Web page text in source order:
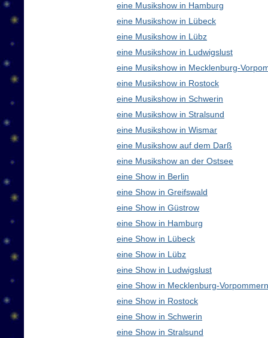
eine Musikshow in Hamburg
eine Musikshow in Lübeck
eine Musikshow in Lübz
eine Musikshow in Ludwigslust
eine Musikshow in Mecklenburg-
eine Musikshow in Rostock
eine Musikshow in Schwerin
eine Musikshow in Stralsund
eine Musikshow in Wismar
eine Musikshow auf dem Darß
eine Musikshow an der Ostsee
eine Show in Berlin
eine Show in Greifswald
eine Show in Güstrow
eine Show in Hamburg
eine Show in Lübeck
eine Show in Lübz
eine Show in Ludwigslust
eine Show in Mecklenburg-
eine Show in Rostock
eine Show in Schwerin
eine Show in Stralsund